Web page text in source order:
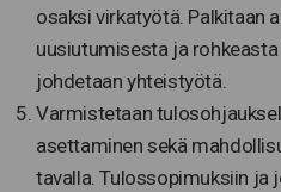
osaksi virkatyötä. Palkitaan
uusiutumisesta ja
johdetaan yhteistyötä.
Varmistetaan
asettaminen sekä
tavalla. Tulossopimuksiin ja